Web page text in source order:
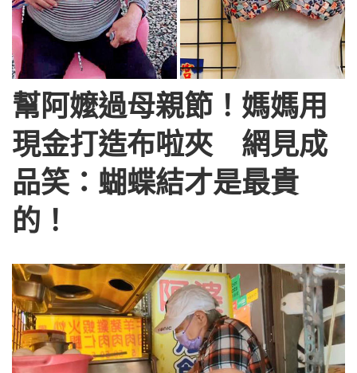
幫阿嬤過母親節！媽媽用
現金打造布啦夾 網見成
品笑：蝴蝶結才是最貴
的！